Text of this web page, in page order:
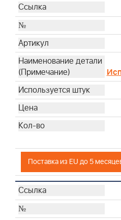
Поставка из EU до 5